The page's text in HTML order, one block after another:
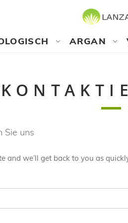
ARGAN
Sie uns
and we’ll get back to you as